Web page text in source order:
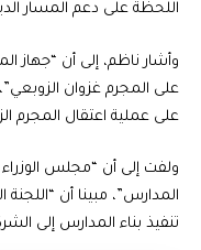
اللحظة على دعم المسار
وأشار ناظم، إلى أن “جهاز
على المجرم غزوان
على عملية اعتقال المجرم
ولفت إلى أن “مجلس الوزراء
المدارس”، مبينا أن “اللجنة
تنفيذ بناء المدارس إلى